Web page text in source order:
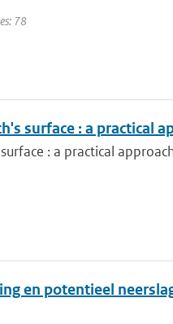
78
surface : a practical
: a practical
en potentieel